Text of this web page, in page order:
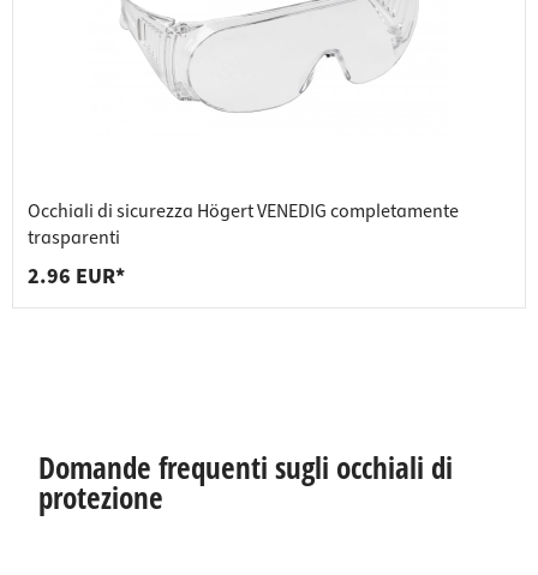
Occhiali di sicurezza Högert VENEDIG completamente
trasparenti
2.96 EUR*
Domande frequenti sugli occhiali di
protezione